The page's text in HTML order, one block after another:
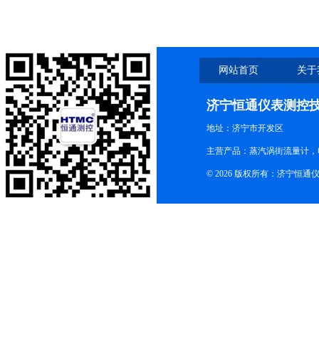
网站首页 关
济宁恒通仪表测控
地址：济宁市开发区
主营产品：蒸汽涡街流量计
© 2026 版权所有：济宁恒通